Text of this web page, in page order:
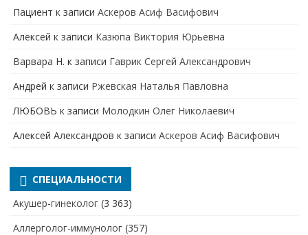
Пациент к записи Аскеров Асиф Васифович
Алексей к записи Казюпа Виктория Юрьевна
Варвара Н. к записи Гаврик Сергей Александрович
Андрей к записи Ржевская Наталья Павловна
ЛЮБОВЬ к записи Молодкин Олег Николаевич
Алексей Александров к записи Аскеров Асиф Васифович
СПЕЦИАЛЬНОСТИ
Акушер-гинеколог (3 363)
Аллерголог-иммунолог (357)